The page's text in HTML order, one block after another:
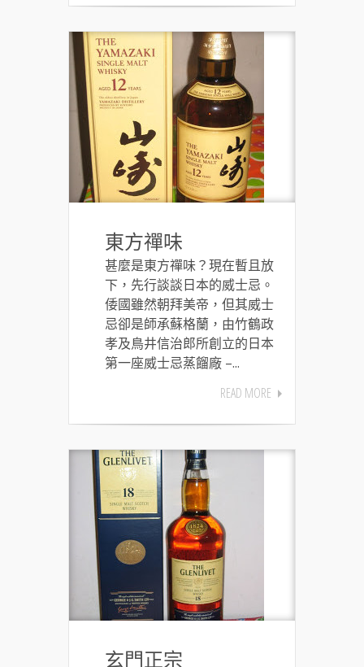
東方禪味
甚麼是東方禪味？現在暫且放
下，先行談談日本的威士忌。
倭國雖然朝拜美帝，但其威士
忌卻是師承蘇格蘭，由竹鶴政
孝及鳥井信治郎所創立的日本
第一座威士忌蒸餾廠 –...
READ MORE
玄門正宗